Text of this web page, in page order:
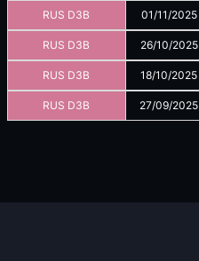
RUS D3B 01/11/2025
RUS D3B 26/10/2025
RUS D3B 18/10/2025
RUS D3B 27/09/2025